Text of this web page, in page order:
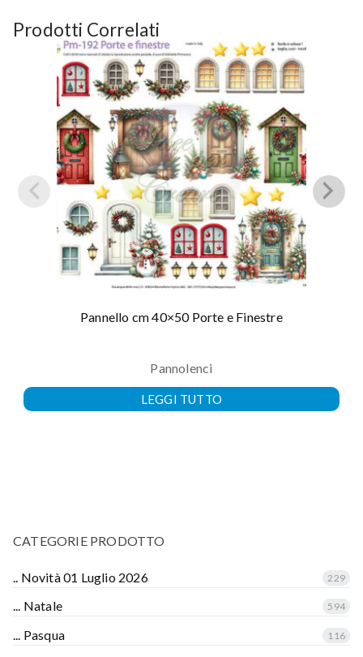
Prodotti Correlati
Pannello cm 40×50 Porte e Finestre
Pannolenci
LEGGI TUTTO
CATEGORIE PRODOTTO
.. Novità 01 Luglio 2026 229
... Natale 594
... Pasqua 116